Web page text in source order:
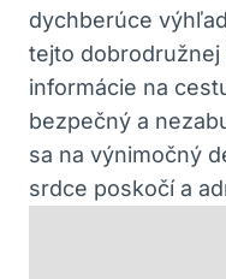
dychberúce
tejto
informácie na
bezpečný a
sa na výnimočný
srdce poskočí a